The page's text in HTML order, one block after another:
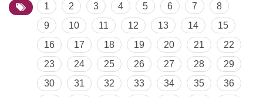
1 2 3 4 5 6 7
8
9
10 11 12 13 14
15
16
17 18 19 20 21
22
23
24 25 26 27 28
29
30
31 32 33 34 35
36